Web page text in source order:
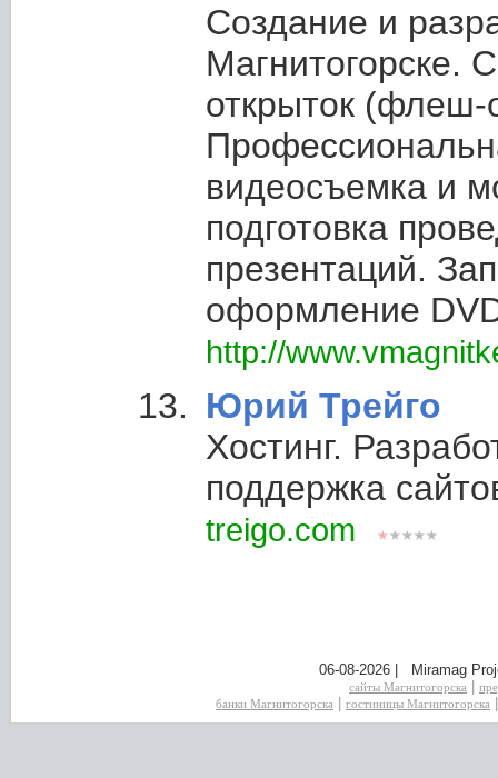
Создание и
Магнитогорске.
открыток (флеш-
видеосъемка и
подготовка
презентаций.
оформление
http://
Юрий Трейго
Хостинг.
поддержка
treigo.com
06-08-2026 | Miramag
сайты Магнитогорска
банки Магнитогорска
гостиницы Магнитогорска